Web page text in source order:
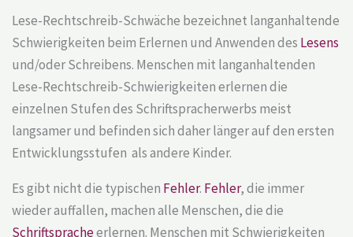
Lese-Rechtschreib-Schwäche bezeichnet langanhaltende
Schwierigkeiten beim Erlernen und Anwenden des Lesens
und/oder Schreibens. Menschen mit langanhaltenden
Lese-Rechtschreib-Schwierigkeiten erlernen die
einzelnen Stufen des Schriftspracherwerbs meist
langsamer und befinden sich daher länger auf den ersten
Entwicklungsstufen als andere Kinder.
Es gibt nicht die typischen Fehler. Fehler, die immer
wieder auffallen, machen alle Menschen, die die
Schriftspracheerlernen. Menschen mit Schwierigkeiten